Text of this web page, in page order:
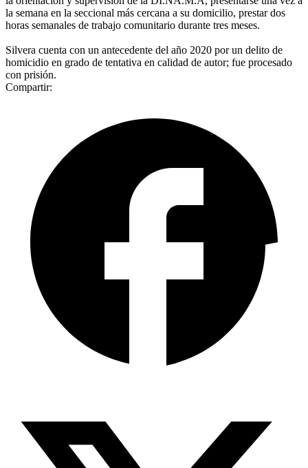
la semana en la seccional más cercana a su domicilio, prestar dos
horas semanales de trabajo comunitario durante tres meses.
Silvera cuenta con un antecedente del año 2020 por un delito de
homicidio en grado de tentativa en calidad de autor; fue procesado
con prisión.
Compartir: